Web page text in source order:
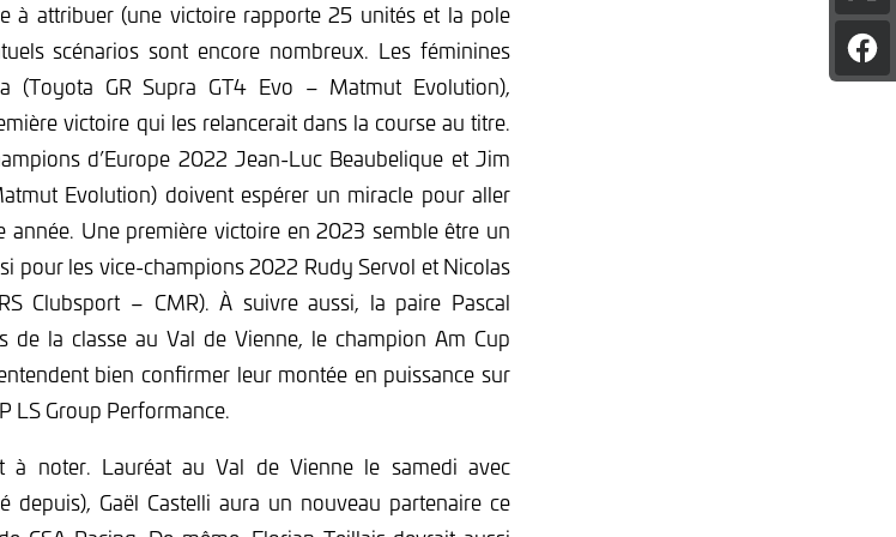
sur
X
à attribuer (une victoire rapporte 25 unités et la pole
scénarios sont encore nombreux. Les féminines
(Toyota GR Supra GT4 Evo – Matmut Evolution),
victoire qui les relancerait dans la course au titre.
d’Europe 2022 Jean-Luc Beaubelique et Jim
Evolution) doivent espérer un miracle pour aller
année. Une première victoire en 2023 semble être un
pour les vice-champions 2022 Rudy Servol et Nicolas
Clubsport – CMR). À suivre aussi, la paire Pascal
de la classe au Val de Vienne, le champion Am Cup
bien confirmer leur montée en puissance sur
LS Group Performance.
à noter. Lauréat au Val de Vienne le samedi avec
depuis), Gaël Castelli aura un nouveau partenaire ce